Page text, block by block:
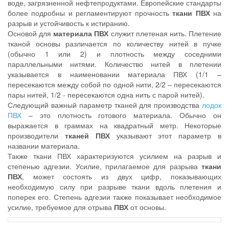
воде, загрязненной нефтепродуктами. Европейские стандарты
более подробны и регламентируют прочностьткани ПВХна
разрыв и устойчивость к истиранию.
Основой для материала ПВХ служит плетеная нить. Плетение
тканой основы различается по количеству нитей в пучке
(обычно 1 или 2) и плотность между соседними
параллельными нитями. Количество нитей в плетении
указывается в наименовании материала ПВХ (1/1 –
пересекаются между собой по одной нити, 2/2 – пересекаются
пары нитей, 1/2 - пересекаются одна нить с парой нитей).
Следующий важный параметр тканей для производства лодок
ПВХ – это плотность готового материала. Обычно он
выражается в граммах на квадратный метр. Некоторые
производители тканей ПВХуказывают этот параметр в
названии материала.
Также ткани ПВХ характеризуются усилием на разрыв и
степенью адгезии. Усилие, прилагаемое для разрыва ткани
ПВХ, может состоять из двух цифр, показывающих
необходимую силу при разрыве ткани вдоль плетения и
поперек его. Степень адгезии также показывает необходимое
усилие, требуемое для отрыва ПВХ от основы.